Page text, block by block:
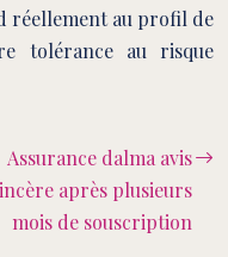
réellement au profil de
tolérance au risque
Assurance dalma avis
après plusieurs
mois de souscription